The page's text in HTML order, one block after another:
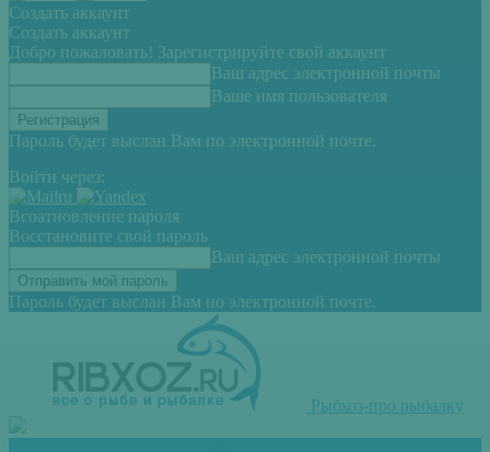
Создать аккаунт
Создать аккаунт
Добро пожаловать! Зарегистрируйте свой аккаунт
Ваш адрес электронной почты
Ваше имя пользователя
Пароль будет выслан Вам по электронной почте.
Войти через:
Всоатновление пароля
Восстановите свой пароль
Ваш адрес электронной почты
Пароль будет выслан Вам по электронной почте.
Рыбхоз-про рыбалку